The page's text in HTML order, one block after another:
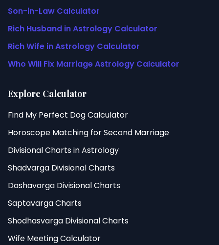
Son-in-Law Calculator
Rich Husband in Astrology Calculator
Rich Wife in Astrology Calculator
Who Will Fix Marriage Astrology Calculator
Explore Calculator
Find My Perfect Dog Calculator
Horoscope Matching for Second Marriage
Divisional Charts in Astrology
Shadvarga Divisional Charts
Dashavarga Divisional Charts
Saptavarga Charts
Shodhasvarga Divisional Charts
Wife Meeting Calculator